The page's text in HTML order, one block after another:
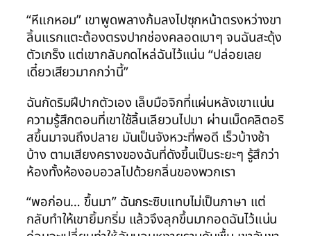
“หีแกหอม” เขาพูดพลางก้มลงไปซุกหน้าตรงหว่างขา
ลิ้นแรกแตะต้องตรงปากช่องคลอดเบาๆ จนฉันสะดุ้ง
ตัวเกร็ง แต่เขากลับกดไหล่ฉันไว้แน่น “ปล่อยเลย
เดี๋ยวเสียวมากกว่านี้”
ฉันกัดริมฝีปากตัวเอง เล็บมือจิกที่แผ่นหลังเขาแน่น
ความรู้สึกตอนที่เขาใช้ลิ้นเลียวนไปมา ผ่านเม็ดคลิตอริ
สขึ้นมาจนถึงปลาย มันเป็นจังหวะที่พอดี เร็วบ้างช้า
บ้าง ตามเสียงครางของฉันที่ดังขึ้นเป็นระยะๆ รู้สึกว่า
ห้องทั้งห้องอบอวลไปด้วยกลิ่นของพวกเรา
“พอก่อน… ขึ้นมา” ฉันกระซิบแทบไม่เป็นภาษา แต่
กลับทำให้เขายิ้มกริ่ม แล้วจึงลุกขึ้นมากอดฉันไว้แน่น